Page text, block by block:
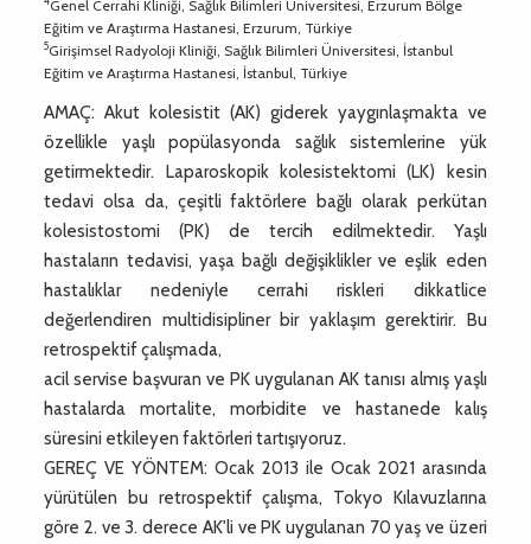
Genel Cerrahi Kliniği, Sağlık Bilimleri Üniversitesi, Erzurum Bölge
Eğitim ve Araştırma Hastanesi, Erzurum, Türkiye
5Girişimsel Radyoloji Kliniği, Sağlık Bilimleri Üniversitesi, İstanbul
Eğitim ve Araştırma Hastanesi, İstanbul, Türkiye
AMAÇ: Akut kolesistit (AK) giderek yaygınlaşmakta ve
özellikle yaşlı popülasyonda sağlık sistemlerine yük
getirmektedir. Laparoskopik kolesistektomi (LK) kesin
tedavi olsa da, çeşitli faktörlere bağlı olarak perkütan
kolesistostomi (PK) de tercih edilmektedir. Yaşlı
hastaların tedavisi, yaşa bağlı değişiklikler ve eşlik eden
hastalıklar nedeniyle cerrahi riskleri dikkatlice
değerlendiren multidisipliner bir yaklaşım gerektirir. Bu
retrospektif çalışmada,
acil servise başvuran ve PK uygulanan AK tanısı almış yaşlı
hastalarda mortalite, morbidite ve hastanede kalış
süresini etkileyen faktörleri tartışıyoruz.
GEREÇ VE YÖNTEM: Ocak 2013 ile Ocak 2021 arasında
yürütülen bu retrospektif çalışma, Tokyo Kılavuzlarına
göre 2. ve 3. derece AK'li ve PK uygulanan 70 yaş ve üzeri